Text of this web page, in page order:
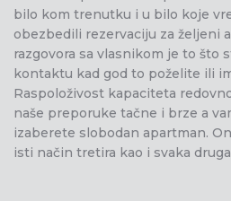
bilo kom trenutku i u bilo koje
obezbedili rezervaciju za željeni
razgovora sa vlasnikom je to što
kontaktu kad god to poželite ili
Raspoloživost kapaciteta
naše preporuke tačne i brze a
izaberete slobodan apartman.
isti način tretira kao i svaka